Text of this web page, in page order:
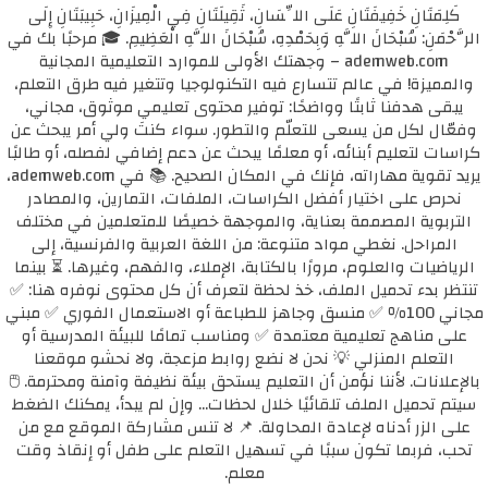
كَلِمَتَانِ خَفِيفَتَانِ عَلَى اللِّسَانِ، ثَقِيلَتَانِ فِي الْمِيزَانِ، حَبِيبَتَانِ إِلَى
الرَّحْمَنِ: سُبْحَانَ اللَّهِ وَبِحَمْدِهِ، سُبْحَانَ اللَّهِ الْعَظِيمِ. 🎓 مرحبًا بك في
ademweb.com – وجهتك الأولى للموارد التعليمية المجانية
والمميزة! في عالم تتسارع فيه التكنولوجيا وتتغير فيه طرق التعلم،
يبقى هدفنا ثابتًا وواضحًا: توفير محتوى تعليمي موثوق، مجاني،
وفعّال لكل من يسعى للتعلّم والتطور. سواء كنتَ ولي أمر يبحث عن
كراسات لتعليم أبنائه، أو معلمًا يبحث عن دعم إضافي لفصله، أو طالبًا
يريد تقوية مهاراته، فإنك في المكان الصحيح. 📚 في ademweb.com،
نحرص على اختيار أفضل الكراسات، الملفات، التمارين، والمصادر
التربوية المصممة بعناية، والموجهة خصيصًا للمتعلمين في مختلف
المراحل. نغطي مواد متنوعة: من اللغة العربية والفرنسية، إلى
الرياضيات والعلوم، مرورًا بالكتابة، الإملاء، والفهم، وغيرها. ⏳ بينما
تنتظر بدء تحميل الملف، خذ لحظة لتعرف أن كل محتوى نوفره هنا: ✅
مجاني 100٪ ✅ منسق وجاهز للطباعة أو الاستعمال الفوري ✅ مبني
على مناهج تعليمية معتمدة ✅ ومناسب تمامًا للبيئة المدرسية أو
التعلم المنزلي 💡 نحن لا نضع روابط مزعجة، ولا نحشو موقعنا
بالإعلانات. لأننا نؤمن أن التعليم يستحق بيئة نظيفة وآمنة ومحترمة. 🖱️
سيتم تحميل الملف تلقائيًا خلال لحظات... وإن لم يبدأ، يمكنك الضغط
على الزر أدناه لإعادة المحاولة. 📌 لا تنس مشاركة الموقع مع من
تحب، فربما تكون سببًا في تسهيل التعلم على طفل أو إنقاذ وقت
معلم.